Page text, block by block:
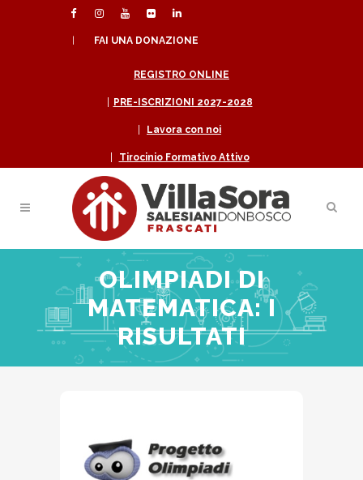
FAI UNA DONAZIONE
REGISTRO ONLINE
PRE-ISCRIZIONI 2027-2028
Lavora con noi
Tirocinio Formativo Attivo
OLIMPIADI DI
MATEMATICA: I
RISULTATI